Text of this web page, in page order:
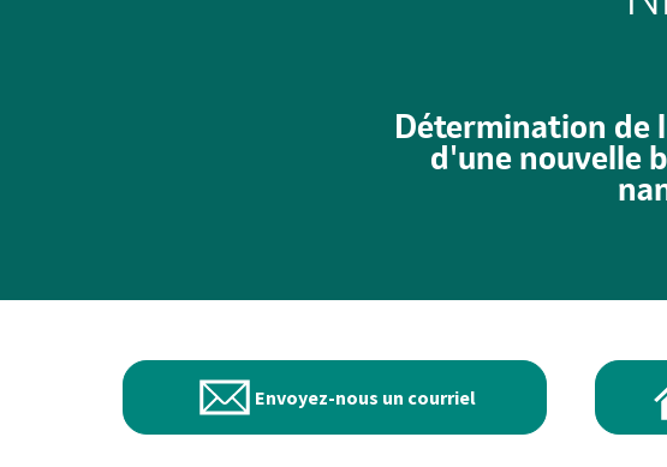
Détermination de
d'une nouvelle
Envoyez-nous un courriel